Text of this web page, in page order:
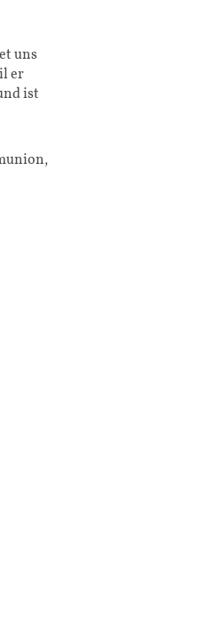
uns
er
ist